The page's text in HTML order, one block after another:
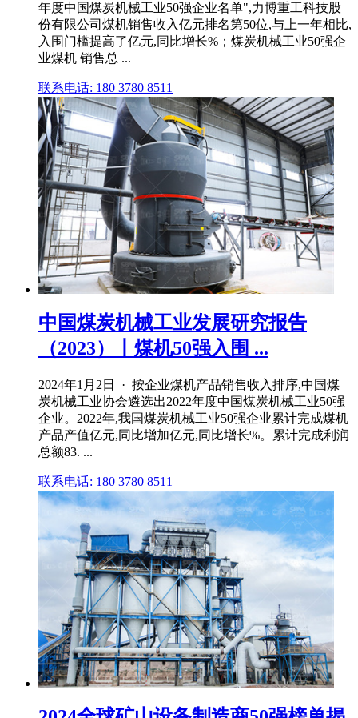
年度中国煤炭机械工业50强企业名单",力博重工科技股
份有限公司煤机销售收入亿元排名第50位,与上一年相比,
入围门槛提高了亿元,同比增长%；煤炭机械工业50强企
业煤机 销售总 ...
联系电话: 180 3780 8511
中国煤炭机械工业发展研究报告
（2023）丨煤机50强入围 ...
2024年1月2日 · 按企业煤机产品销售收入排序,中国煤
炭机械工业协会遴选出2022年度中国煤炭机械工业50强
企业。2022年,我国煤炭机械工业50强企业累计完成煤机
产品产值亿元,同比增加亿元,同比增长%。累计完成利润
总额83. ...
联系电话: 180 3780 8511